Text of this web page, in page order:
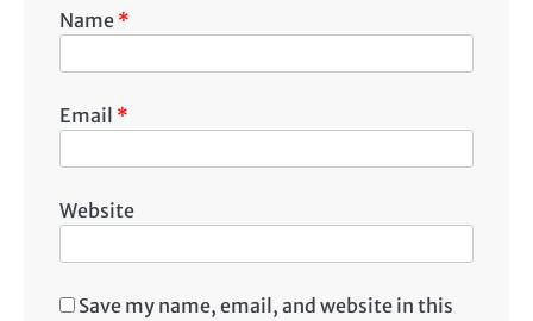
Name *
Email *
Website
Save my name, email, and website in this